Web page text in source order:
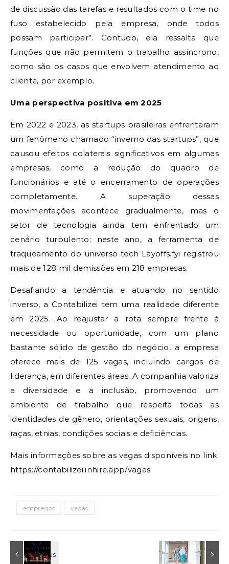
de discussão das tarefas e resultados com o time no
fuso estabelecido pela empresa, onde todos
possam participar”. Contudo, ela ressalta que
funções que não permitem o trabalho assíncrono,
como são os casos que envolvem atendimento ao
cliente, por exemplo.
Uma perspectiva positiva em 2025
Em 2022 e 2023, as startups brasileiras enfrentaram
um fenômeno chamado “inverno das startups”, que
causou efeitos colaterais significativos em algumas
empresas, como a redução do quadro de
funcionários e até o encerramento de operações
completamente. A superação dessas
movimentações acontece gradualmente, mas o
setor de tecnologia ainda tem enfrentado um
cenário turbulento: neste ano, a ferramenta de
traqueamento do universo tech Layoffs.fyi registrou
mais de 128 mil demissões em 218 empresas.
Desafiando a tendência e atuando no sentido
inverso, a Contabilizei tem uma realidade diferente
em 2025. Ao reajustar a rota sempre frente à
necessidade ou oportunidade, com um plano
bastante sólido de gestão do negócio, a empresa
oferece mais de 125 vagas, incluindo cargos de
liderança, em diferentes áreas. A companhia valoriza
a diversidade e a inclusão, promovendo um
ambiente de trabalho que respeita todas as
identidades de gênero, orientações sexuais, origens,
raças, etnias, condições sociais e deficiências.
Mais informações sobre as vagas disponíveis no link:
https://contabilizei.inhire.app/vagas
empregos vagas